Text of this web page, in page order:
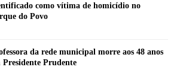
como vítima de homicídio no
do Povo
da rede municipal morre aos 48 anos
Presidente Prudente